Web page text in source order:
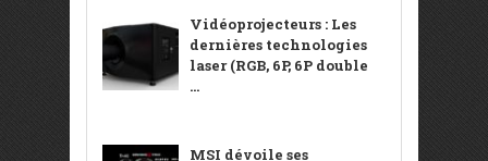
Vidéoprojecteurs : Les
dernières technologies
laser (RGB, 6P, 6P double
...
MSI dévoile ses